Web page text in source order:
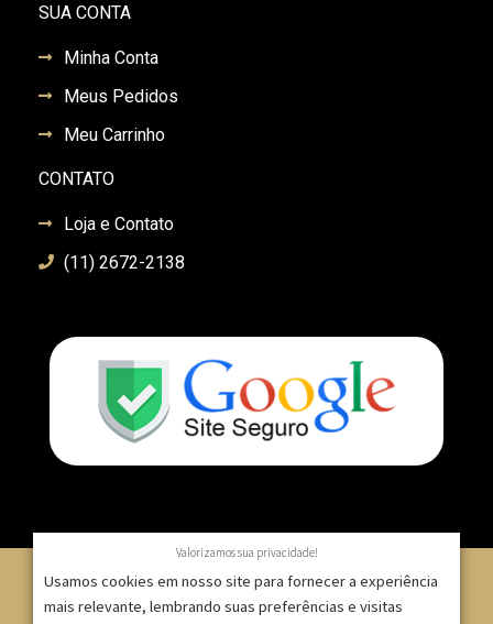
SUA CONTA
Minha Conta
Meus Pedidos
Meu Carrinho
CONTATO
Loja e Contato
(11) 2672-2138
Valorizamos sua privacidade!
Usamos cookies em nosso site para fornecer a experiência
mais relevante, lembrando suas preferências e visitas